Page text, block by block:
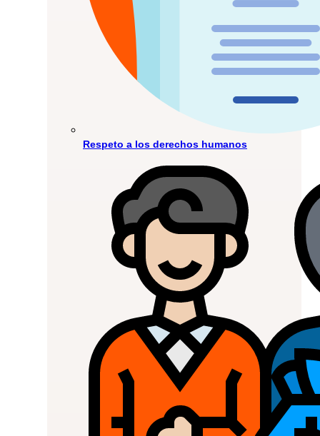
Respeto a los derechos humanos